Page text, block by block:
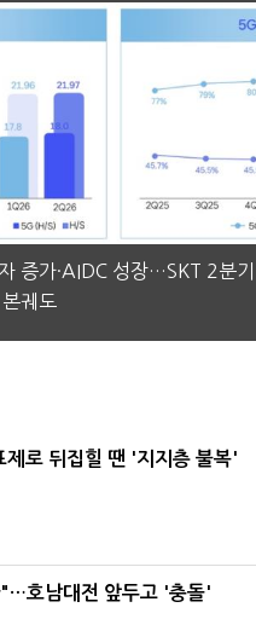
증가·AIDC 성장…SKT 2분기
궤도
로 뒤집힐 땐 '지지층 불복'
호남대전 앞두고 '충돌'